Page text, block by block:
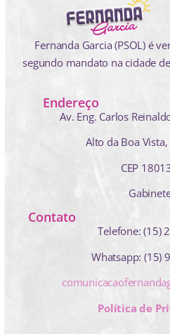
Fernanda Garcia (PSOL) é
segundo mandato na cidade de
Endereço
Av. Eng. Carlos
Alto da Boa Vista,
CEP
Contato
Telefone: (15)
Whatsapp: (15)
Política de